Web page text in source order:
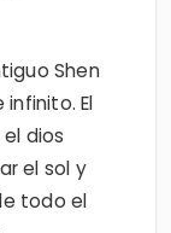
Shen
El
dios
el sol y
todo el